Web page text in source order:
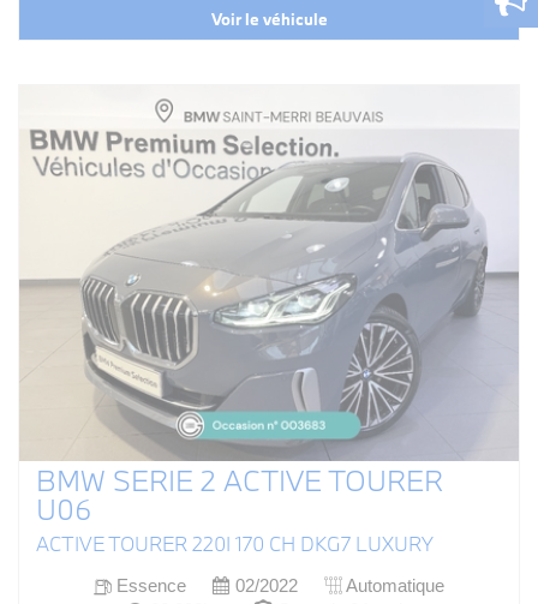
Voir le véhicule
BMW SERIE 2 ACTIVE TOURER
U06
ACTIVE TOURER 220I 170 CH DKG7 LUXURY
Essence 02/2022
Automatique